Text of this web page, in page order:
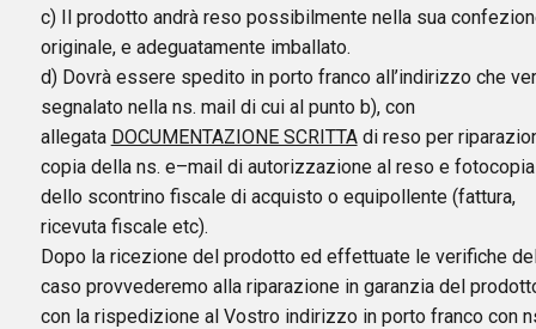
c) Il prodotto andrà reso possibilmente nella sua
originale, e adeguatamente imballato.
d) Dovrà essere spedito in porto franco all’indirizzo che
segnalato nella ns. mail di cui al punto b), con
allegata DOCUMENTAZIONE SCRITTAdi reso per
copia della ns. e–mail di autorizzazione al reso e fotocopia
dello scontrino fiscale di acquisto o equipollente (fattura,
ricevuta fiscale etc).
Dopo la ricezione del prodotto ed effettuate le verifiche
caso provvederemo alla riparazione in garanzia del
con la rispedizione al Vostro indirizzo in porto franco con